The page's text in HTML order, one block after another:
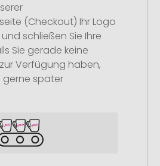
(Checkout) Ihr Logo
schließen Sie Ihre
Sie gerade keine
Verfügung haben,
gerne später